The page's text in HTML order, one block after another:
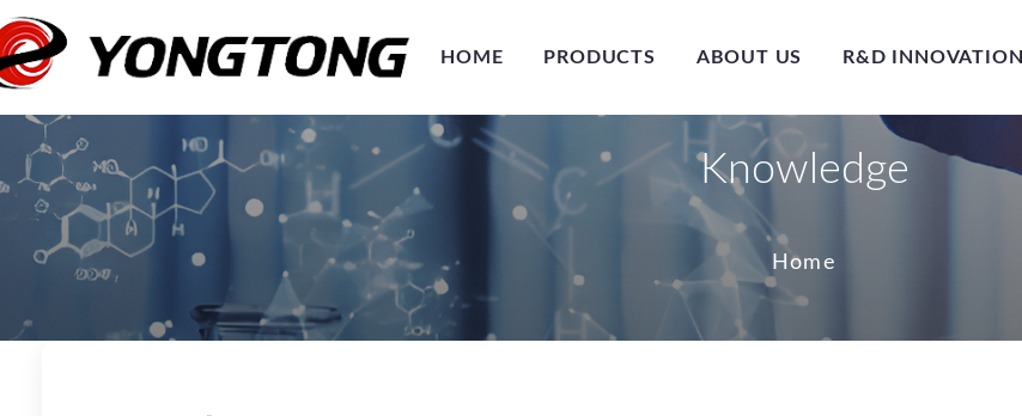
HOME PRODUCTS ABOUT US R&D INNOVATION
Knowledge
Home